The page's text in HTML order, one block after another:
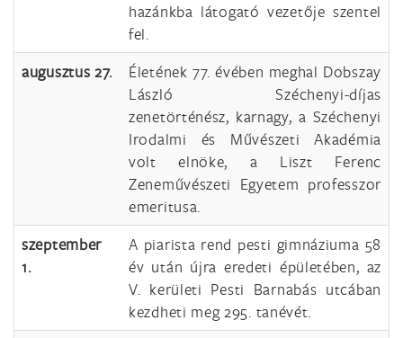
hazánkba látogató vezetője szentel
fel.
augusztus 27.
Életének 77. évében meghal Dobszay
László Széchenyi-díjas
zenetörténész, karnagy, a Széchenyi
Irodalmi és Művészeti Akadémia
volt elnöke, a Liszt Ferenc
Zeneművészeti Egyetem professzor
emeritusa.
szeptember
1.
A piarista rend pesti gimnáziuma 58
év után újra eredeti épületében, az
V. kerületi Pesti Barnabás utcában
kezdheti meg 295. tanévét.